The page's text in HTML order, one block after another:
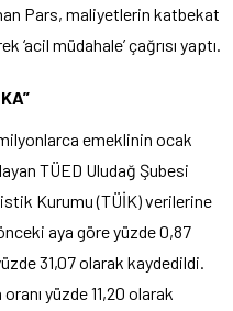
Pars, maliyetlerin katbekat
müdahale’ çağrısı yaptı.
emeklinin ocak
TÜED Uludağ Şubesi
Kurumu (TÜİK) verilerine
aya göre yüzde 0,87
31,07 olarak kaydedildi.
yüzde 11,20 olarak